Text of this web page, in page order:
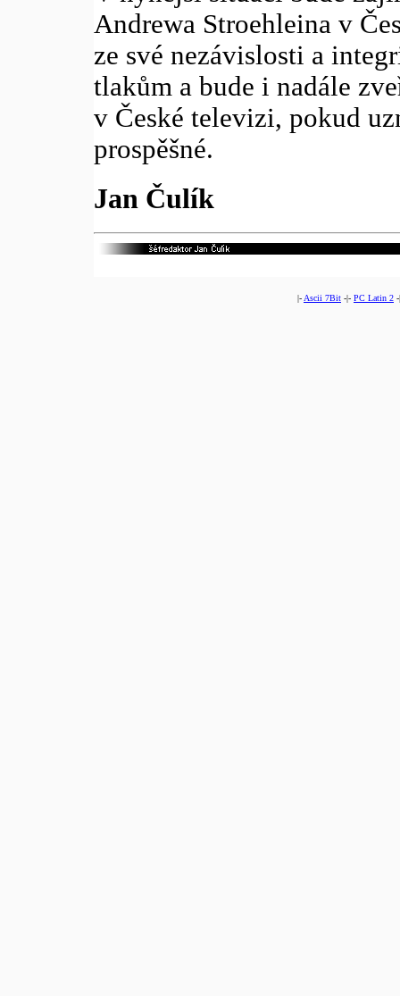
Andrewa Stroehleina v
ze své nezávislosti a
tlakům a bude i nadále
v České televizi, pokud
prospěšné.
Jan Čulík
|- Ascii 7Bit -|- PC Latin 2